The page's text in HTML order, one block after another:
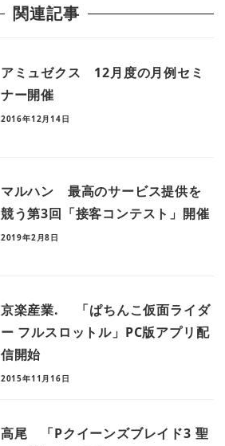
関連記事
アミュゼクス 12月度の月例セミ
ナー開催
2016年12月14日
マルハン 最高のサービス提供を
競う第3回「接客コンテスト」開催
2019年2月8日
京楽産業. 「ぱちんこ仮面ライダ
ー フルスロットル」PC版アプリ配
信開始
2015年11月16日
高尾 「Pクイーンズブレイド3 聖